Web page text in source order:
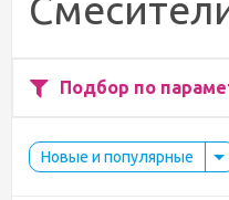
Подбор по
Новые и популярные